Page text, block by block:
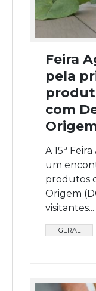
Feira
pela
com
A 15ª
um
produtos
Origem
visitantes...
GERAL